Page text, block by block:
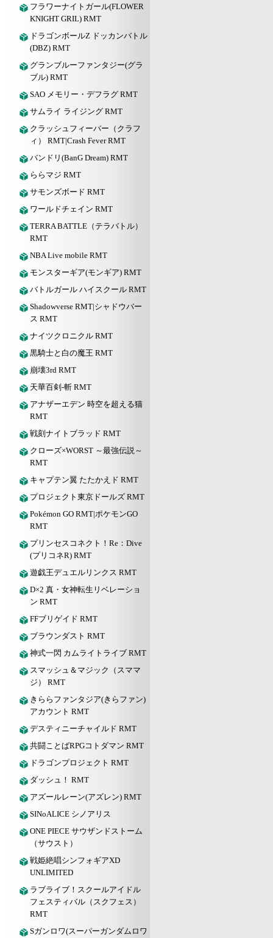
フラワーナイトガール(FLOWER
KNIGHT GRIL) RMT
ドラゴンボールZ ドッカンバトル
(DBZ) RMT
グランブルーファンタジー(グラ
ブル) RMT
SAO メモリー・デフラグ RMT
サムライ ライジング RMT
クラッシュフィーバー（クラフ
ィ） RMT|Crash Fever RMT
バンドリ(BanG Dream) RMT
ららマジ RMT
サモンズボード RMT
ワールドチェイン RMT
TERRA BATTLE（テラバトル）
RMT
NBA Live mobile RMT
モンスターギア(モンギア) RMT
バトルガール ハイスクール RMT
Shadowverse RMT|シャドウバー
ス RMT
ナイツクロニクル RMT
黒騎士と白の魔王 RMT
崩壊3rd RMT
天華百剣-斬 RMT
アナザーエデン 時空を超える猫
RMT
戦刻ナイトブラッド RMT
クローズ×WORST ～最強伝説～
RMT
キャプテン翼 たたかえド RMT
プロジェクト東京ドールズ RMT
Pokémon GO RMT|ポケモンGO
RMT
プリンセスコネクト！Re：Dive
(プリコネR) RMT
遊戯王デュエルリンクス RMT
D×2 真・女神転生リベレーショ
ン RMT
FFブリゲイド RMT
ブラウンダスト RMT
神式一閃 カムライトライブ RMT
スマッシュ＆マジック（スママ
ジ） RMT
きららファンタジア(きらファン)
アカウント RMT
デスティニーチャイルド RMT
共闘ことばRPGコトダマン RMT
ドラゴンプロジェクト RMT
ダッシュ！ RMT
アズールレーン(アズレン) RMT
SINoALICE シノアリス
ONE PIECE サウザンドストーム
（サウスト）
戦姫絶唱シンフォギアXD
UNLIMITED
ラブライブ！スクールアイドル
フェスティバル（スクフェス）
RMT
Sガンロワ(スーパーガンダムロワ